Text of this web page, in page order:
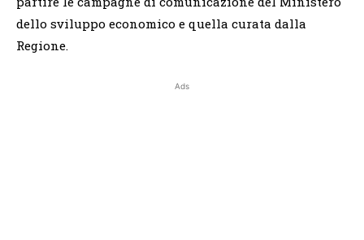
dello sviluppo economico e quella curata dalla
Regione.
Ads